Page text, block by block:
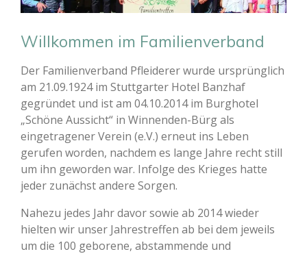
Willkommen im Familienverband
Der Familienverband Pfleiderer wurde ursprünglich
am 21.09.1924 im Stuttgarter Hotel Banzhaf
gegründet und ist am 04.10.2014 im Burghotel
„Schöne Aussicht“ in Winnenden-Bürg als
eingetragener Verein (e.V.) erneut ins Leben
gerufen worden, nachdem es lange Jahre recht still
um ihn geworden war. Infolge des Krieges hatte
jeder zunächst andere Sorgen.
Nahezu jedes Jahr davor sowie ab 2014 wieder
hielten wir unser Jahrestreffen ab bei dem jeweils
um die 100 geborene, abstammende und